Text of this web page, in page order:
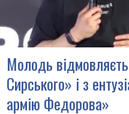
Молодь
Сирського» і з
армію Федорова»